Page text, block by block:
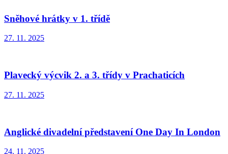
Sněhové hrátky v 1. třídě
27. 11. 2025
Plavecký výcvik 2. a 3. třídy v Prachaticích
27. 11. 2025
Anglické divadelní představení One Day In London
24. 11. 2025